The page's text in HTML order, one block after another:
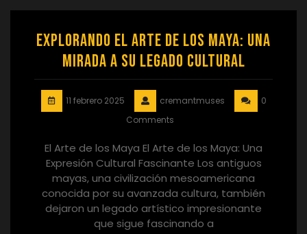
Explorando el Arte de los Maya: Una
Mirada a su Legado Cultural
11 febrero 2025 cremantmuses
0
Comments
El Arte de los Maya El Arte de los Maya: Una
Expresión Cultural Fascinante Los antiguos
mayas, una civilización mesoamericana
conocida por su avanzada cultura, también
dejaron un legado artístico impresionante
que sigue fascinando a